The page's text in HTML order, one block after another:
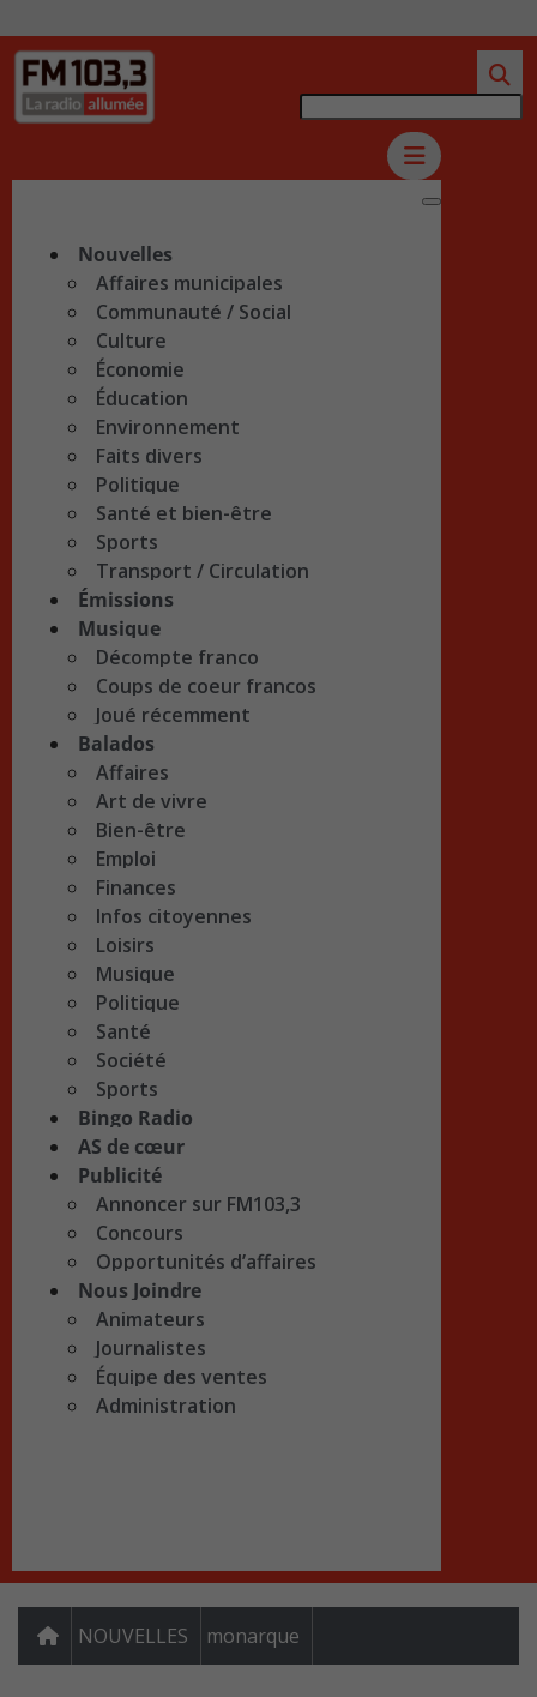
Nouvelles
Affaires municipales
Communauté / Social
Culture
Économie
Éducation
Environnement
Faits divers
Politique
Santé et bien-être
Sports
Transport / Circulation
Émissions
Musique
Décompte franco
Coups de coeur francos
Joué récemment
Balados
Affaires
Art de vivre
Bien-être
Emploi
Finances
Infos citoyennes
Loisirs
Musique
Politique
Santé
Société
Sports
Bingo Radio
AS de cœur
Publicité
Annoncer sur FM103,3
Concours
Opportunités d’affaires
Nous Joindre
Animateurs
Journalistes
Équipe des ventes
Administration
NOUVELLES monarque